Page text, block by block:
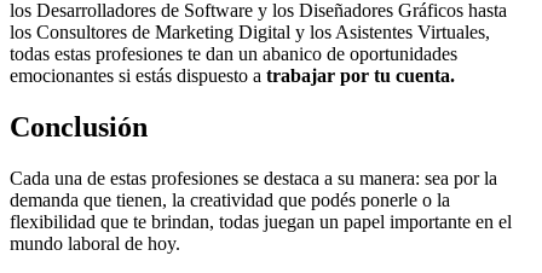
los Desarrolladores de Software y los Diseñadores Gráficos hasta
los Consultores de Marketing Digital y los Asistentes Virtuales,
todas estas profesiones te dan un abanico de oportunidades
emocionantes si estás dispuesto a trabajar por tu cuenta.
Conclusión
Cada una de estas profesiones se destaca a su manera: sea por la
demanda que tienen, la creatividad que podés ponerle o la
flexibilidad que te brindan, todas juegan un papel importante en el
mundo laboral de hoy.